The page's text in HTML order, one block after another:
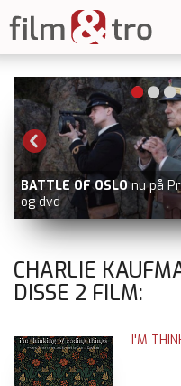
BATTLE OF OSLO nu på
og dvd
CHARLIE
DISSE 2 FILM:
I'M